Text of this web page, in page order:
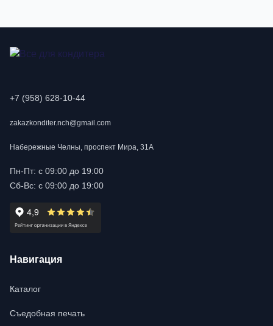
+7 (958) 628-10-44
zakazkonditer.nch@gmail.com
Набережные Челны, проспект Мира, 31А
Пн-Пт: с 09:00 до 19:00
Сб-Вс: с 09:00 до 19:00
Навигация
Каталог
Съедобная печать